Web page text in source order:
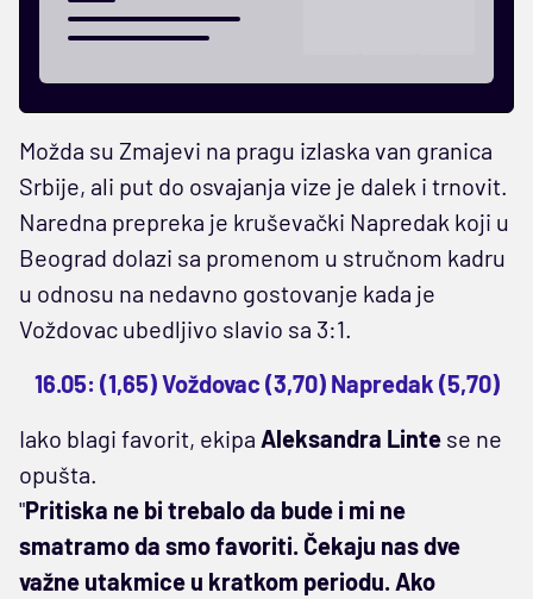
Možda su Zmajevi na pragu izlaska van granica
Srbije, ali put do osvajanja vize je dalek i trnovit.
Naredna prepreka je kruševački Napredak koji u
Beograd dolazi sa promenom u stručnom kadru
u odnosu na nedavno gostovanje kada je
Voždovac ubedljivo slavio sa 3:1.
16.05: (1,65) Voždovac (3,70) Napredak (5,70)
Iako blagi favorit, ekipa Aleksandra Linte se ne
opušta.
"Pritiska ne bi trebalo da bude i mi ne
smatramo da smo favoriti. Čekaju nas dve
važne utakmice u kratkom periodu. Ako